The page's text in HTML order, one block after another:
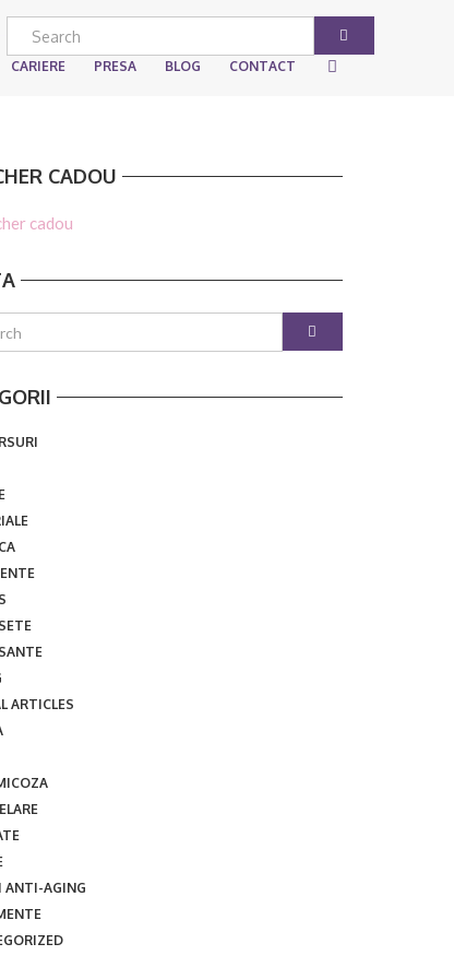
CARIERE PRESA BLOG CONTACT
CADOU
ARTICLES
ANTI-AGING